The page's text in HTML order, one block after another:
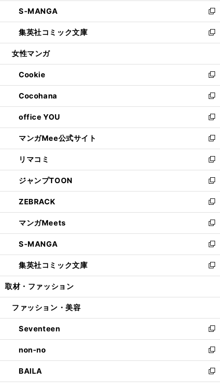
く
で
開
く
ド
ウ
で
開
ウ
ィ
ン
ド
ウ
開
く
し
い
ウ
ィ
ン
ウ
で
開
く
S-MANGA
新
し
い
ウ
ン
ド
ウ
で
開
く
集英社コミック文庫
新
し
ウ
ィ
ン
ド
ウ
で
開
く
女性マンガ
Cookie
新
し
い
ウ
ィ
ン
ド
ウ
で
開
く
Cocohana
新
し
い
ウ
ィ
ン
ド
ウ
で
開
く
office YOU
新
し
い
ウ
ィ
ン
ド
ウ
で
開
く
マンガMee公式サイト
新
し
い
ウ
ィ
ン
ド
ウ
で
開
く
リマコミ
新
し
い
ウ
ィ
ン
ド
ウ
で
開
く
ジャンプTOON
新
し
い
ウ
ィ
ン
ド
ウ
で
開
ZEBRACK
新
し
い
ウ
ィ
ン
ド
ウ
開
マンガMeets
新
し
い
ウ
ィ
ン
ウ
開
く
S-MANGA
新
し
い
ウ
ン
ウ
で
開
く
集英社コミック文庫
新
し
ウ
ン
ド
ウ
で
開
く
取材・ファッション
ファッション・美容
Seventeen
新
し
い
ウ
ィ
ン
non-no
新
し
い
ウ
BAILA
新
し